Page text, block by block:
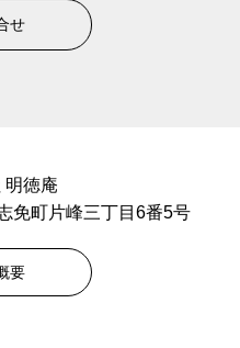
せ
明徳庵
免町片峰三丁目6番5号
要